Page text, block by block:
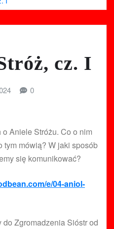
cz. I
0
Aniele Stróżu. Co o nim
tym mówią? W jaki sposób
się komunikować?
e/04-aniol-
Zgromadzenia Sióstr od